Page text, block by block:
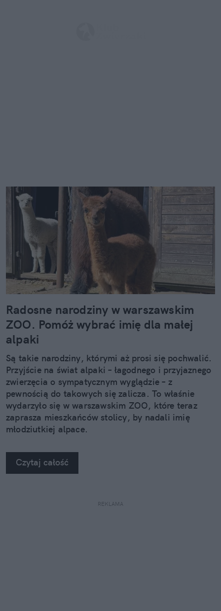
Radosne narodziny w warszawskim
ZOO. Pomóż wybrać imię dla małej
alpaki
Są takie narodziny, którymi aż prosi się pochwalić.
Przyjście na świat alpaki – łagodnego i przyjaznego
zwierzęcia o sympatycznym wyglądzie – z
pewnością do takowych się zalicza. To właśnie
wydarzyło się w warszawskim ZOO, które teraz
zaprasza mieszkańców stolicy, by nadali imię
młodziutkiej alpace.
Czytaj całość
REKLAMA